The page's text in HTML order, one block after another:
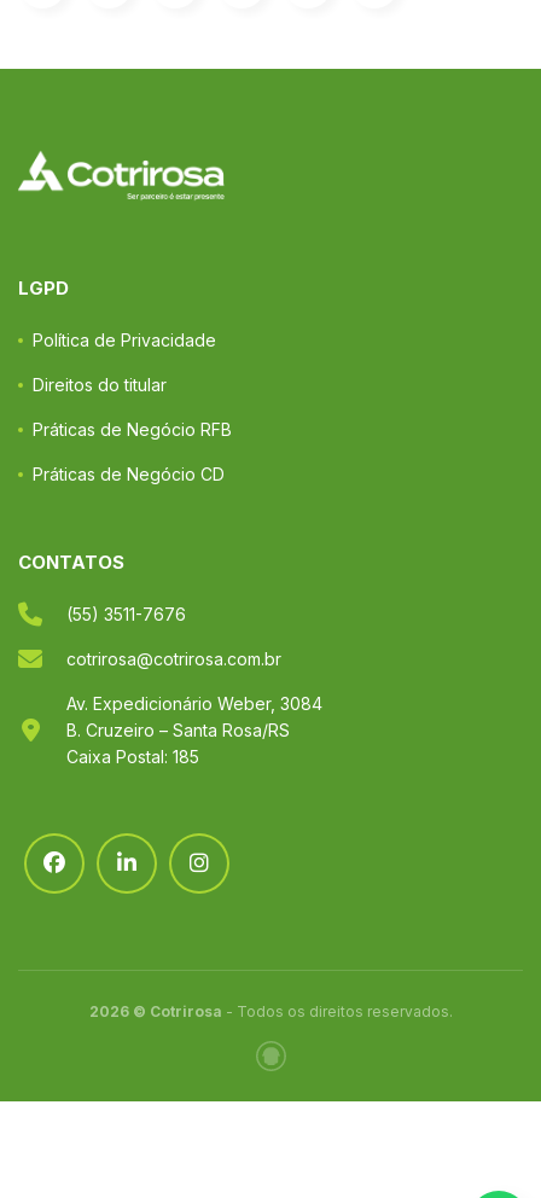
LGPD
Política de Privacidade
Direitos do titular
Práticas de Negócio RFB
Práticas de Negócio CD
CONTATOS
(55) 3511-7676
cotrirosa@cotrirosa.com.br
Av. Expedicionário Weber, 3084
B. Cruzeiro – Santa Rosa/RS
Caixa Postal: 185
2026 © Cotrirosa - Todos os direitos reservados.